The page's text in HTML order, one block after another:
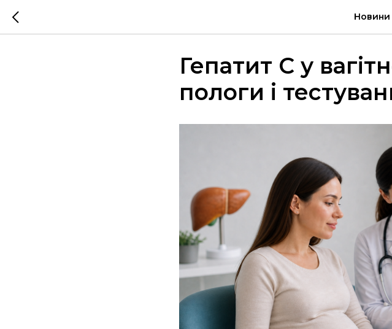
Новини
Гепатит C у
пологи і